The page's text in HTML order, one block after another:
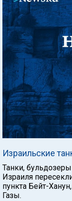
Израильские
Танки,
Израиля
пункта Бейт-
Газы.